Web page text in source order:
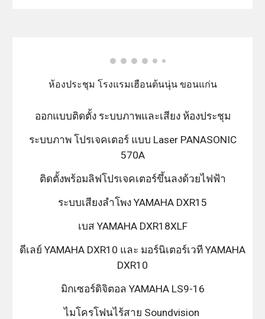
ห้องประชุม โรงแรมเฮือนต้นนุ่น ขอนแก่น
ออกแบบติดตั้ง ระบบภาพและเสียง ห้องประชุม
ระบบภาพ โปรเจคเตอร์ แบบ Laser PANASONIC
570A
ติดตั้งพร้อมลิฟโปรเจคเตอร์ขึ้นลงด้วยไฟฟ้า
ระบบเสียงลำโพง YAMAHA DXR15
เบส YAMAHA DXR18XLF
ดีเลย์ YAMAHA DXR10 และ มอร์นิเตอร์เวที YAMAHA
DXR10
มิกเซอร์ดิจิตอล YAMAHA LS9-16
ไมโครโฟนไร้สาย Soundvision